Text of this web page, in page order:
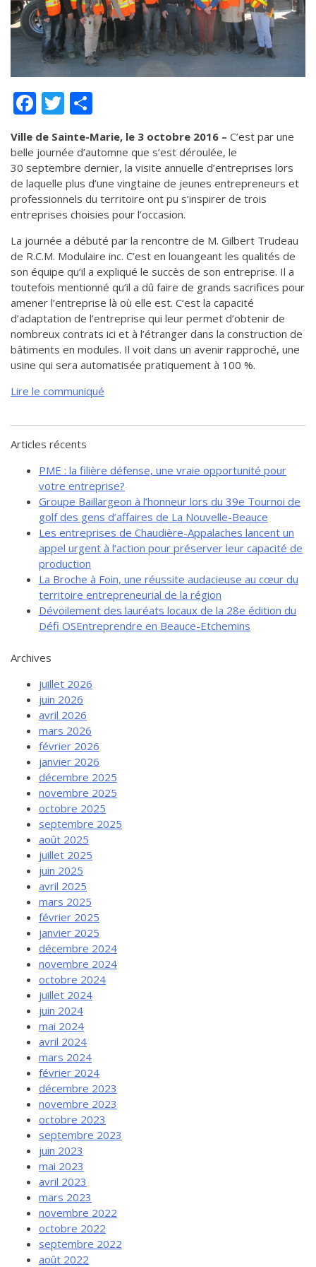
de solidarité
Futurpreneur
Toile entrepreneuriale Nouvelle-
Beauce
Facebook
Twitter
Ville de Sainte-Marie, le 3 octobre 2016 – C’est par une
belle journée d’automne que s’est déroulée, le
30 septembre dernier, la visite annuelle d’entreprises lors
de laquelle plus d’une vingtaine de jeunes entrepreneurs et
professionnels du territoire ont pu s’inspirer de trois
entreprises choisies pour l’occasion.
La journée a débuté par la rencontre de M. Gilbert Trudeau
de R.C.M. Modulaire inc. C’est en louangeant les qualités de
son équipe qu’il a expliqué le succès de son entreprise. Il a
toutefois mentionné qu’il a dû faire de grands sacrifices pour
amener l’entreprise là où elle est. C’est la capacité
d’adaptation de l’entreprise qui leur permet d’obtenir de
nombreux contrats ici et à l’étranger dans la construction de
bâtiments en modules. Il voit dans un avenir rapproché, une
usine qui sera automatisée pratiquement à 100 %.
Lire le communiqué
Articles récents
PME : la filière défense, une vraie opportunité pour
votre entreprise?
Groupe Baillargeon à l’honneur lors du 39e Tournoi de
golf des gens d’affaires de La Nouvelle-Beauce
Les entreprises de Chaudière-Appalaches lancent un
appel urgent à l’action pour préserver leur capacité de
production
La Broche à Foin, une réussite audacieuse au cœur du
territoire entrepreneurial de la région
Dévoilement des lauréats locaux de la 28e édition du
Défi OSEntreprendre en Beauce-Etchemins
Archives
juillet 2026
juin 2026
avril 2026
mars 2026
février 2026
janvier 2026
décembre 2025
novembre 2025
octobre 2025
septembre 2025
août 2025
juillet 2025
juin 2025
avril 2025
mars 2025
février 2025
janvier 2025
décembre 2024
novembre 2024
octobre 2024
juillet 2024
juin 2024
mai 2024
avril 2024
mars 2024
février 2024
décembre 2023
novembre 2023
octobre 2023
septembre 2023
juin 2023
mai 2023
avril 2023
mars 2023
novembre 2022
octobre 2022
septembre 2022
août 2022